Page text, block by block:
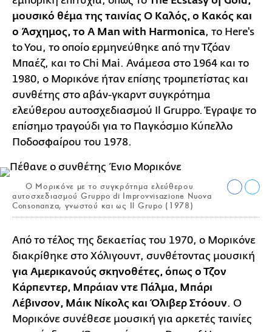
μουσικό θέμα της ταινίας Ο Καλός, ο Κακός και
ο Άσχημος, το A Man with Harmonica, το Here's
to You, το οποίο ερμηνεύθηκε από την Τζόαν
Μπαέζ, και το Chi Mai. Ανάμεσα στο 1964 και το
1980, ο Μορικόνε ήταν επίσης τρομπετίστας και
συνθέτης στο αβάν-γκαρντ συγκρότημα
ελεύθερου αυτοσχεδιασμού Il Gruppo. Έγραψε το
επίσημο τραγούδι για το Παγκόσμιο Κύπελλο
Ποδοσφαίρου του 1978.
Ο Μορικόνε με το συγκρότημα ελεύθερου
αυτοσχεδιασμού Gruppo di Improvvisazione Nuova
Consonanza, γνωστού και ως Il Grupo (1978)
Από το τέλος της δεκαετίας του 1970, ο Μορικόνε
διακρίθηκε στο Χόλιγουντ, συνθέτοντας μουσική
για Αμερικανούς σκηνοθέτες, όπως ο Τζον
Κάρπεντερ, Μπράιαν ντε Πάλμα, Μπάρι
Λέβινσον, Μάικ Νίκολς και Όλιβερ Στόουν. Ο
Μορικόνε συνέθεσε μουσική για αρκετές ταινίες